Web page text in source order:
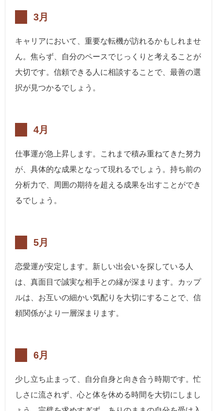
3月
キャリアにおいて、重要な転機が訪れるかもしれませ
ん。焦らず、自分のペースでじっくりと考えることが
大切です。信頼できる人に相談することで、最善の選
択が見つかるでしょう。
4月
仕事運が急上昇します。これまで積み重ねてきた努力
が、具体的な成果となって現れるでしょう。持ち前の
分析力で、周囲の期待を超える成果を出すことができ
るでしょう。
5月
恋愛運が安定します。新しい出会いを探している人
は、真面目で誠実な相手との縁が深まります。カップ
ルは、お互いの細かい気配りを大切にすることで、信
頼関係がより一層深まります。
6月
少し立ち止まって、自分自身と向き合う時期です。忙
しさに流されず、心と体を休める時間を大切にしまし